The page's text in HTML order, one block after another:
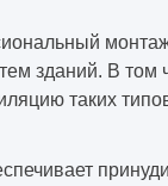
зданий. В том
таких